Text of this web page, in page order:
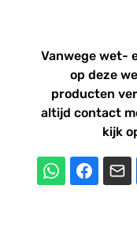
Vanwege wet-
op deze
producten
altijd contact
kijk